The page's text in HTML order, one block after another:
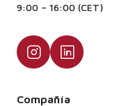
9:00 – 16:00 (CET)
Compañía